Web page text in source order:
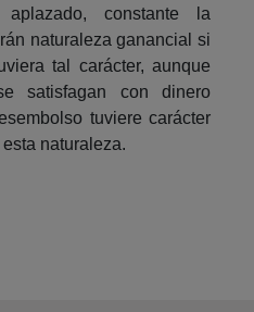
constante la
naturaleza ganancial si
tal carácter, aunque
satisfagan con dinero
tuviere carácter
naturaleza.